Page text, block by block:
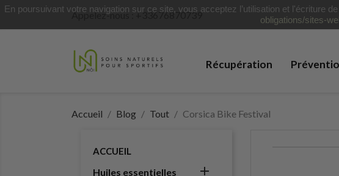
Appelez-nous :+33676870739
Récupération
Accueil Blog Tout Corsica Bike Festival
ACCUEIL
Huiles essentielles 
En poursuivant votre navigation sur ce site, vous acceptez l’utilisation et l'écriture
obligations/sites-